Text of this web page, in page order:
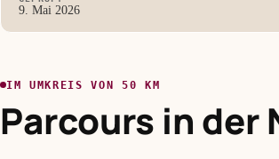
9. Mai 2026
IM UMKREIS VON 50 KM
Parcours in der